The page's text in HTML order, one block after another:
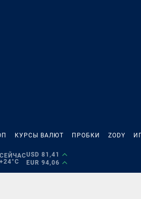
КУРСЫ ВАЛЮТ ПРОБКИ ZODY
СЕЙЧАС
+24°C
USD 81,41
EUR 94,06